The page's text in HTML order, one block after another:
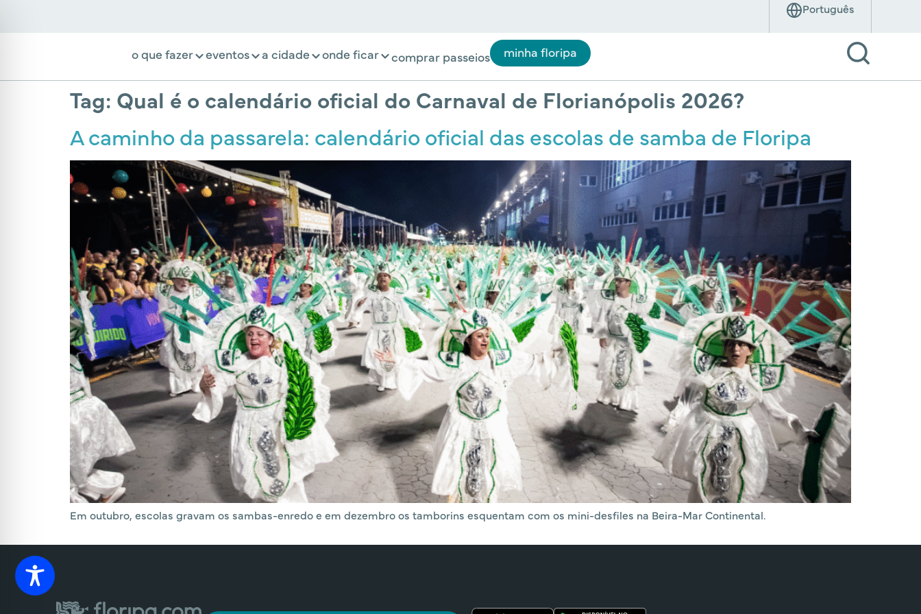
o que fazer eventos a cidade onde ficar comprar passeios minha floripa
Tag: Qual é o calendário oficial do Carnaval de Florianópolis 2026?
A caminho da passarela: calendário oficial das escolas de samba de Floripa
Em outubro, escolas gravam os sambas-enredo e em dezembro os tamborins esquentam com os mini-desfiles na Beira-Mar Continental.